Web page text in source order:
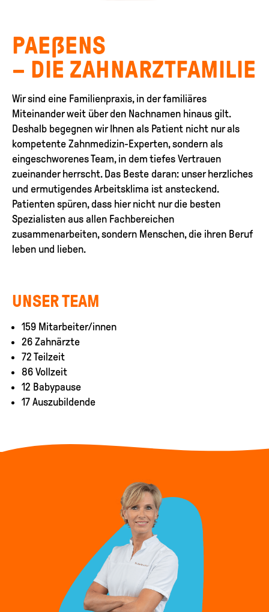
PAEẞENS
– DIE ZAHN­ARZT­FAMILIE
Wir sind eine Familienpraxis, in der familiäres
Miteinander weit über den Nachnamen hinaus gilt.
Deshalb begegnen wir Ihnen als Patient nicht nur als
kompetente Zahnmedizin-Experten, sondern als
eingeschworenes Team, in dem tiefes Vertrauen
zueinander herrscht. Das Beste daran: unser herzliches
und ermutigendes Arbeitsklima ist ansteckend.
Patienten spüren, dass hier nicht nur die besten
Spezialisten aus allen Fachbereichen
zusammenarbeiten, sondern Menschen, die ihren Beruf
leben und lieben.
UNSER TEAM
159 Mitarbeiter/innen
26 Zahnärzte
72 Teilzeit
86 Vollzeit
12 Babypause
17 Auszubildende